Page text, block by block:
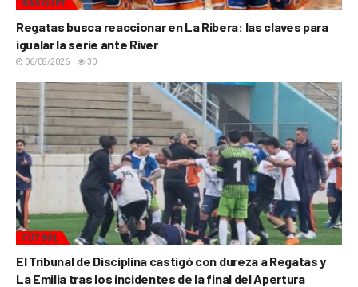
BÁSQUET
Regatas busca reaccionar en La Ribera: las claves para
igualar la serie ante River
06/08/2026 30
FÚTBOL
El Tribunal de Disciplina castigó con dureza a Regatas y
La Emilia tras los incidentes de la final del Apertura